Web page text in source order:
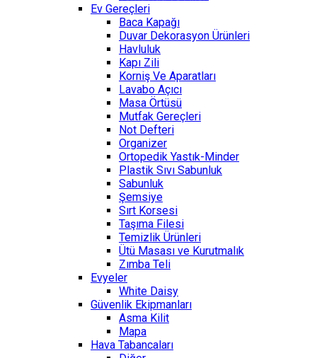
Ev Gereçleri
Baca Kapağı
Duvar Dekorasyon Ürünleri
Havluluk
Kapı Zili
Korniş Ve Aparatları
Lavabo Açıcı
Masa Örtüsü
Mutfak Gereçleri
Not Defteri
Organizer
Ortopedik Yastık-Minder
Plastik Sıvı Sabunluk
Sabunluk
Şemsiye
Sırt Korsesi
Taşıma Filesi
Temizlik Ürünleri
Ütü Masası ve Kurutmalık
Zımba Teli
Evyeler
White Daisy
Güvenlik Ekipmanları
Asma Kilit
Mapa
Hava Tabancaları